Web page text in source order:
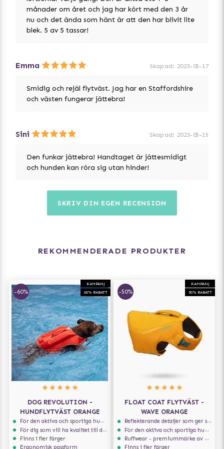
- Bra passform tack vare justerbara remmar
- Stabilt handtag
- Finns i två färger
månader om året och jag har kört med den 3 år
nu och det ända som hänt är att den har blivit lite
blek. 5 av 5 tassar!
Emma Skapad: 2023-05-17
Smidig och rejäl flytväst. Jag har en Staffordshire
och västen fungerar jättebra!
Sini Skapad: 2023-05-15
Den funkar jättebra! Handtaget är jättesmidigt
och hunden kan röra sig utan hinder!
SKRIV DIN EGEN RECENSION
REKOMMENDERADE PRODUKTER
KAMPANJ
60% RABATT
-60%
DOG REVOLUTION -
HUNDFLYTVÄST ORANGE
För den aktiva och sportiga hunden
För dig som vill ha kvalitet till din hund!
Finns i fler färger
Ergonomisk passform
KAMPANJ
50% RABATT
-50%
FLOAT COAT FLYTVÄST -
WAVE ORANGE
Reflekterande detaljer som ger synlighet i svagt ljus
För den aktiva och sportiga hunden
Ruffwear - premiummärke av högsta kvalité
Finns i fler färger